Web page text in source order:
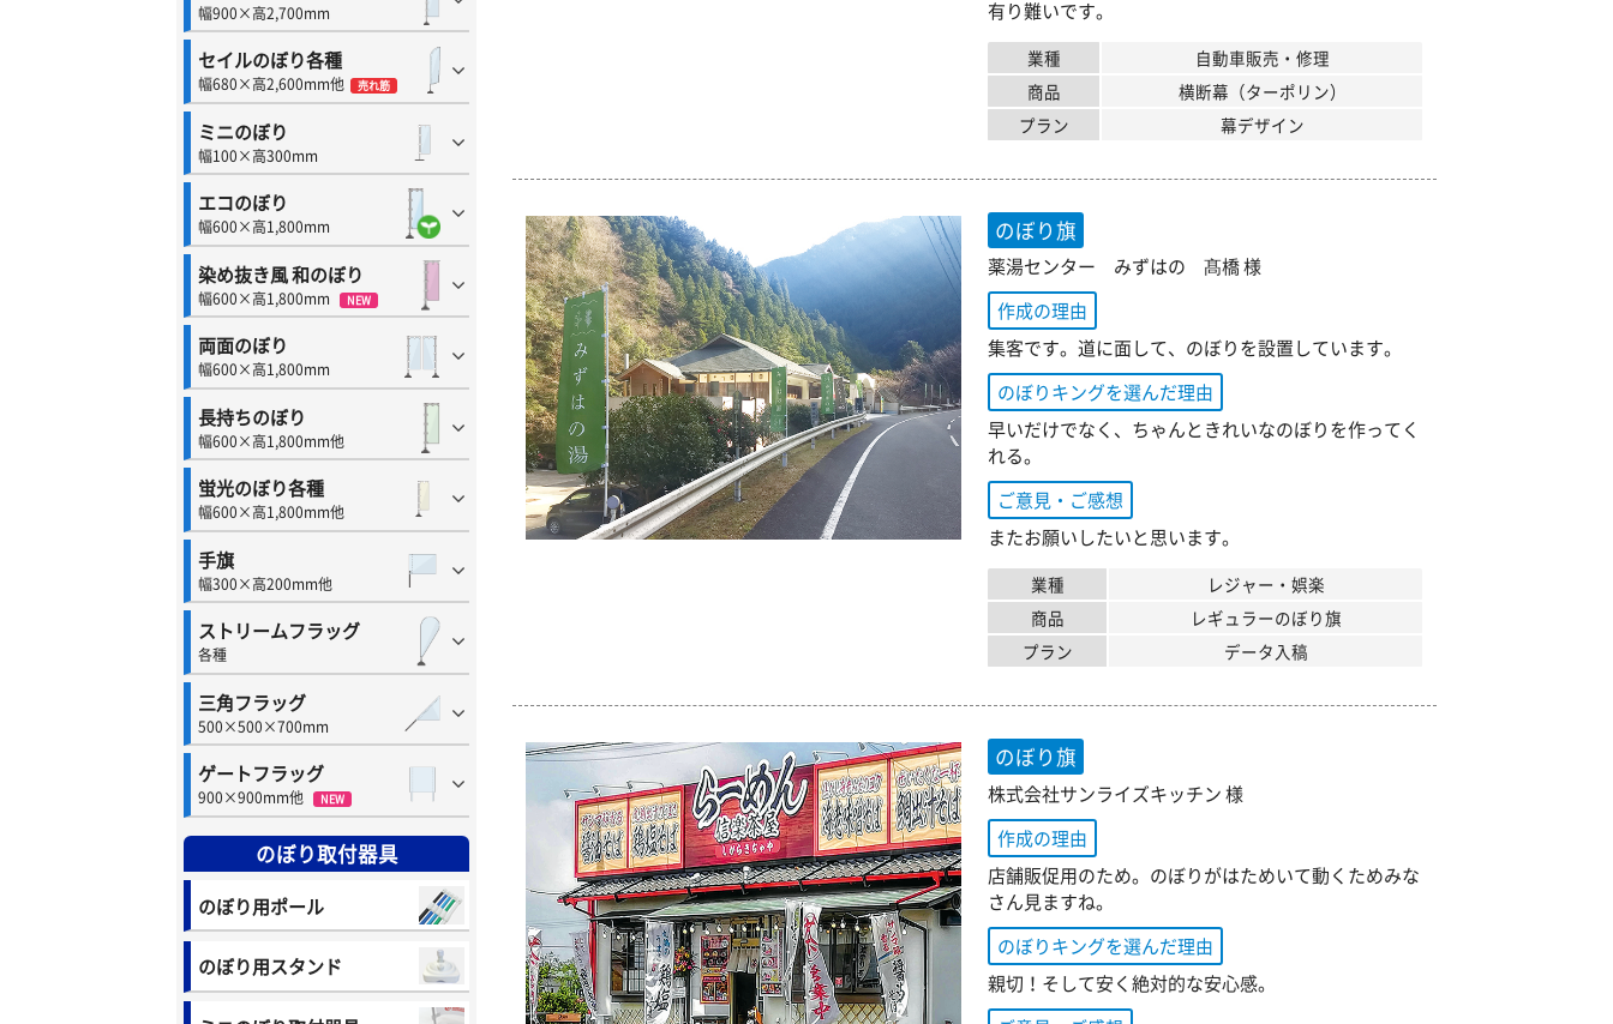
幅900×高2,700mm
セイルのぼり各種
幅680×高2,600mm他 売れ筋
ミニのぼり
幅100×高300mm
エコのぼり
幅600×高1,800mm
染め抜き風 和のぼり
幅600×高1,800mm NEW
両面のぼり
幅600×高1,800mm
長持ちのぼり
幅600×高1,800mm他
蛍光のぼり各種
幅600×高1,800mm他
手旗
幅300×高200mm他
ストリームフラッグ
各種
三角フラッグ
500×500×700mm
ゲートフラッグ
900×900mm他 NEW
のぼり取付器具
のぼり用ポール
のぼり用スタンド
有り難いです。
業種
自動車販売・修理
商品
横断幕（ターポリン）
プラン
幕デザイン
のぼり旗
薬湯センター みずはの 髙橋 様
作成の理由
集客です。道に面して、のぼりを設置しています。
のぼりキングを選んだ理由
早いだけでなく、ちゃんときれいなのぼりを作ってく
れる。
ご意見・ご感想
またお願いしたいと思います。
業種
レジャー・娯楽
商品
レギュラーのぼり旗
プラン
データ入稿
のぼり旗
株式会社サンライズキッチン 様
作成の理由
店舗販促用のため。のぼりがはためいて動くためみな
さん見ますね。
のぼりキングを選んだ理由
親切！そして安く絶対的な安心感。